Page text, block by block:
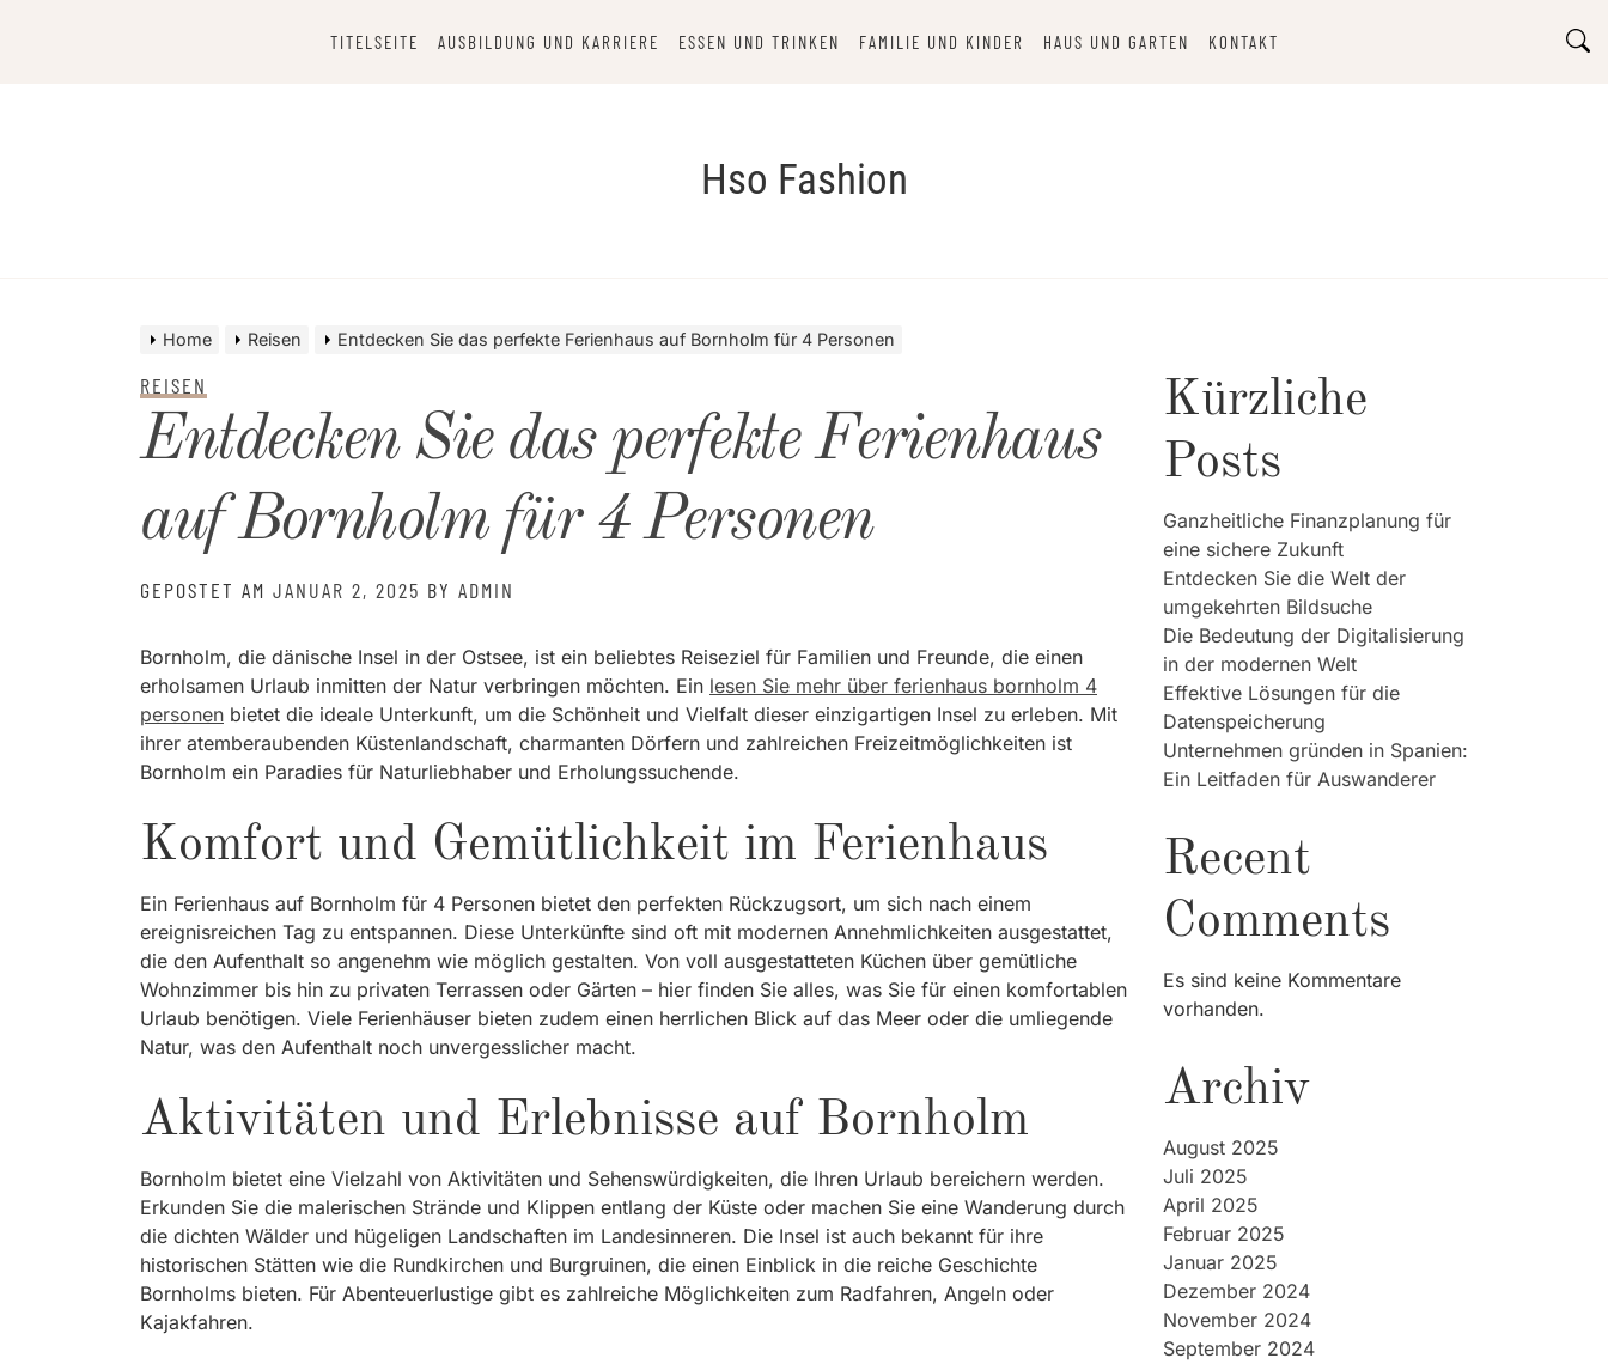
TITELSEITE AUSBILDUNG UND KARRIERE ESSEN UND TRINKEN FAMILIE UND KINDER HAUS UND GARTEN KONTAKT
Hso Fashion
Home Reisen Entdecken Sie das perfekte Ferienhaus auf Bornholm für 4 Personen
REISEN
Entdecken Sie das perfekte Ferienhaus
auf Bornholm für 4 Personen
GEPOSTET AM JANUAR 2, 2025 BY ADMIN
Bornholm, die dänische Insel in der Ostsee, ist ein beliebtes Reiseziel für Familien und Freunde, die einen
erholsamen Urlaub inmitten der Natur verbringen möchten. Ein lesen Sie mehr über ferienhaus bornholm 4
personen bietet die ideale Unterkunft, um die Schönheit und Vielfalt dieser einzigartigen Insel zu erleben. Mit
ihrer atemberaubenden Küstenlandschaft, charmanten Dörfern und zahlreichen Freizeitmöglichkeiten ist
Bornholm ein Paradies für Naturliebhaber und Erholungssuchende.
Komfort und Gemütlichkeit im Ferienhaus
Ein Ferienhaus auf Bornholm für 4 Personen bietet den perfekten Rückzugsort, um sich nach einem
ereignisreichen Tag zu entspannen. Diese Unterkünfte sind oft mit modernen Annehmlichkeiten ausgestattet,
die den Aufenthalt so angenehm wie möglich gestalten. Von voll ausgestatteten Küchen über gemütliche
Wohnzimmer bis hin zu privaten Terrassen oder Gärten – hier finden Sie alles, was Sie für einen komfortablen
Urlaub benötigen. Viele Ferienhäuser bieten zudem einen herrlichen Blick auf das Meer oder die umliegende
Natur, was den Aufenthalt noch unvergesslicher macht.
Aktivitäten und Erlebnisse auf Bornholm
Bornholm bietet eine Vielzahl von Aktivitäten und Sehenswürdigkeiten, die Ihren Urlaub bereichern werden.
Erkunden Sie die malerischen Strände und Klippen entlang der Küste oder machen Sie eine Wanderung durch
die dichten Wälder und hügeligen Landschaften im Landesinneren. Die Insel ist auch bekannt für ihre
historischen Stätten wie die Rundkirchen und Burgruinen, die einen Einblick in die reiche Geschichte
Bornholms bieten. Für Abenteuerlustige gibt es zahlreiche Möglichkeiten zum Radfahren, Angeln oder
Kajakfahren.
Kürzliche
Posts
Ganzheitliche Finanzplanung für
eine sichere Zukunft
Entdecken Sie die Welt der
umgekehrten Bildsuche
Die Bedeutung der Digitalisierung
in der modernen Welt
Effektive Lösungen für die
Datenspeicherung
Unternehmen gründen in Spanien:
Ein Leitfaden für Auswanderer
Recent
Comments
Es sind keine Kommentare
vorhanden.
Archiv
August 2025
Juli 2025
April 2025
Februar 2025
Januar 2025
Dezember 2024
November 2024
September 2024